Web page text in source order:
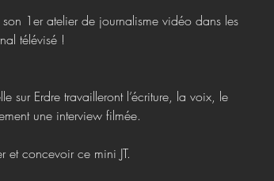
1er atelier de journalisme vidéo dans les
télévisé !
sur Erdre travailleront l’écriture, la voix, le
une interview filmée.
et concevoir ce mini JT.